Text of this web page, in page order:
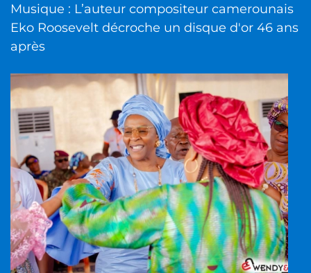
Musique : L’auteur compositeur camerounais
Eko Roosevelt décroche un disque d'or 46 ans
après